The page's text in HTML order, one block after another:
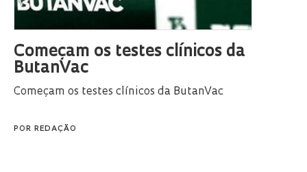
Começam os testes clínicos da
ButanVac
Começam os testes clínicos da ButanVac
POR REDAÇÃO